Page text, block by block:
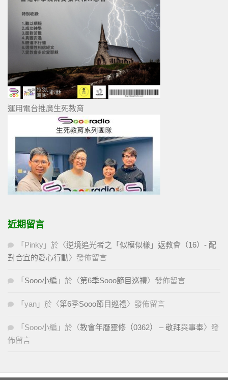
運用電台推廣生死教育
近期留言
「 Pinky 」於〈逆境追光者之「似模似樣」返教會（16）- 配
對合宜的愛心行動〉發佈留言
「 Sooo小編 」於〈第6季Sooo節目巡禮〉發佈留言
「 yan 」於〈第6季Sooo節目巡禮〉發佈留言
「 Sooo小編 」於〈教會年曆靈修（0362） – 敬拜與事奉〉發
佈留言